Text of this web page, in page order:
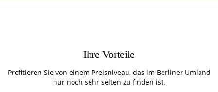
Ihre Vorteile
Profitieren Sie von einem Preisniveau, das im Berliner Umland
nur noch sehr selten zu finden ist.